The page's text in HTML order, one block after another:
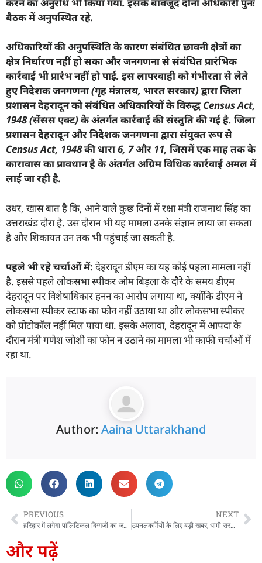
बैठक में अनुपस्थित रहे.
अधिकारियों की अनुपस्थिति के कारण संबंधित छावनी क्षेत्रों का
क्षेत्र निर्धारण नहीं हो सका और जनगणना से संबंधित प्रारंभिक
कार्रवाई भी प्रारंभ नहीं हो पाई. इस लापरवाही को गंभीरता से लेते
हुए निदेशक जनगणना (गृह मंत्रालय, भारत सरकार) द्वारा जिला
प्रशासन देहरादून को संबंधित अधिकारियों के विरुद्ध Census Act,
1948 (सेंसस एक्ट) के अंतर्गत कार्रवाई की संस्तुति की गई है. जिला
प्रशासन देहरादून और निदेशक जनगणना द्वारा संयुक्त रूप से
Census Act, 1948की धारा6, 7और 11, जिसमें एक माह तक के
कारावास का प्रावधान है के अंतर्गत अग्रिम विधिक कार्रवाई अमल में
लाई जा रही है.
उधर, खास बात है कि, आने वाले कुछ दिनों में रक्षा मंत्री राजनाथ सिंह का
उत्तराखंड दौरा है. उस दौरान भी यह मामला उनके संज्ञान लाया जा सकता
है और शिकायत उन तक भी पहुंचाई जा सकती है.
पहले भी रहे चर्चाओं में: देहरादून डीएम का यह कोई पहला मामला नहीं
है. इससे पहले लोकसभा स्पीकर ओम बिड़ला के दौरे के समय डीएम
देहरादून पर विशेषाधिकार हनन का आरोप लगाया था, क्योंकि डीएम ने
लोकसभा स्पीकर स्टाफ का फोन नहीं उठाया था और लोकसभा स्पीकर
को प्रोटोकॉल नहीं मिल पाया था. इसके अलावा, देहरादून में आपदा के
दौरान मंत्री गणेश जोशी का फोन न उठाने का मामला भी काफी चर्चाओं में
रहा था.
Author: Aaina Uttarakhand
PREVIOUS
हरिद्वार में लगेगा पॉलिटिकल दिग्गजों का जमावड़ा, राजनाथ, योगी समेत कई हस्तियां होंगी शामिल, जानिये वजह
NEXT
उपनलकर्मियों के लिए बड़ी खबर, धामी सरकार ने जारी किया समान काम समान वेतन का आदेश
और पढ़ें